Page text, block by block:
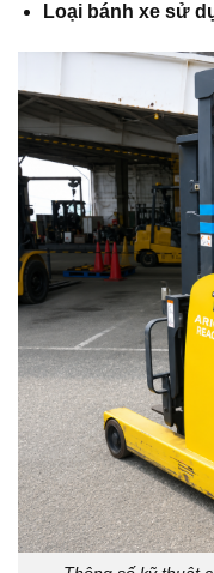
Loại bánh xe sử